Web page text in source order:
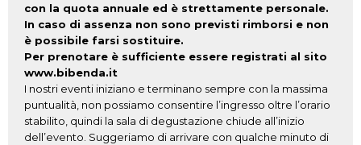
con la quota annuale ed è strettamente personale.
In caso di assenza non sono previsti rimborsi e non
è possibile farsi sostituire.
Per prenotare è sufficiente essere registrati al sito
www.bibenda.it
I nostri eventi iniziano e terminano sempre con la massima
puntualità, non possiamo consentire l’ingresso oltre l’orario
stabilito, quindi la sala di degustazione chiude all’inizio
dell’evento. Suggeriamo di arrivare con qualche minuto di